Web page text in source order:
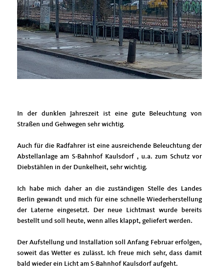
In der dunklen Jahreszeit ist eine gute Beleuchtung von
Straßen und Gehwegen sehr wichtig.
Auch für die Radfahrer ist eine ausreichende Beleuchtung der
Abstellanlage am S-Bahnhof Kaulsdorf , u.a. zum Schutz vor
Diebstählen in der Dunkelheit, sehr wichtig.
Ich habe mich daher an die zuständigen Stelle des Landes
Berlin gewandt und mich für eine schnelle Wiederherstellung
der Laterne eingesetzt. Der neue Lichtmast wurde bereits
bestellt und soll heute, wenn alles klappt, geliefert werden.
Der Aufstellung und Installation soll Anfang Februar erfolgen,
soweit das Wetter es zulässt. Ich freue mich sehr, dass damit
bald wieder ein Licht am S-Bahnhof Kaulsdorf aufgeht.